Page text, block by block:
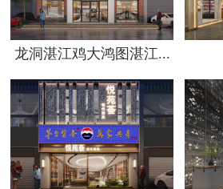
龙洞湛江鸡大鸿图湛江...